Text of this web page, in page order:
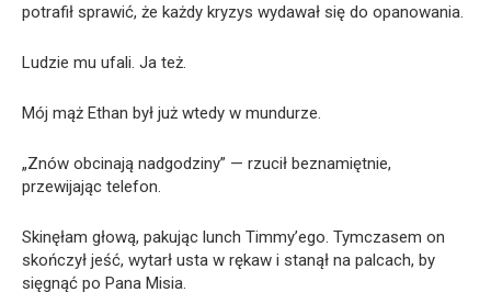
potrafił sprawić, że każdy kryzys wydawał się do opanowania.
Ludzie mu ufali. Ja też.
Mój mąż Ethan był już wtedy w mundurze.
„Znów obcinają nadgodziny” — rzucił beznamiętnie,
przewijając telefon.
Skinęłam głową, pakując lunch Timmy’ego. Tymczasem on
skończył jeść, wytarł usta w rękaw i stanął na palcach, by
sięgnąć po Pana Misia.